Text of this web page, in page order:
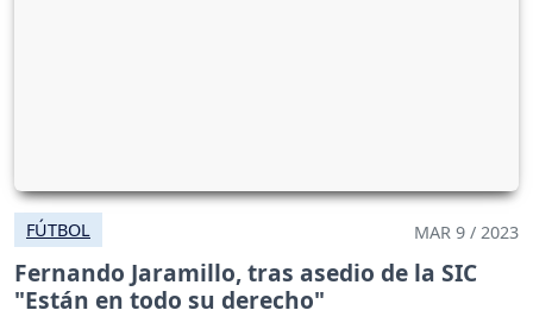
FÚTBOL MAR 9 / 2023
Fernando Jaramillo, tras asedio de la SIC
"Están en todo su derecho"